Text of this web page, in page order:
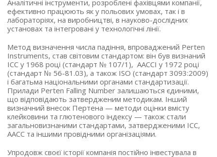
Аналітичні інструменти, розроблені фахівцями компанії,
ефективно працюють як у польових умовах, так і в
лабораторіях, на виробництві, в науково-дослідних
установах та інтегровані у технологічні лінії.
Метод визначення числа падіння, впроваджений Perten
Instruments, став світовим стандартом: він був визнаний
ICC у 1968 році (стандарт № 107/1), AACCI у 1972 році
(стандарт № 56-81.03), а також ISO (стандарт 3093:2009)
і багатьма національними органами стандартизації.
Прилади Perten Falling Number залишаються єдиними,
що відповідають затвердженим методикам. Інший
визначний внесок Пертена — методи оцінки вмісту
клейковини та глютенового індексу — також стали
загальновизнаними стандартами, затвердженими ICC,
AACC та іншими провідними організаціями.
Упродовж своєї історії компанія постійно інвестувала в